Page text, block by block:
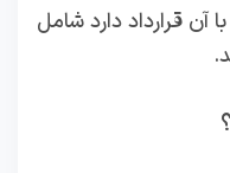
آن قرارداد دارد شامل